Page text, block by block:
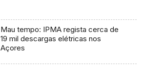
Mau tempo: IPMA regista cerca de
19 mil descargas elétricas nos
Açores